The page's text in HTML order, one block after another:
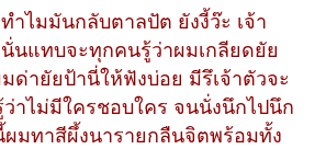
ำไมมันกลับตาลปัต ยังงี้ว๊ะ เจ้า
นแทบจะทุกคนรู้ว่าผมเกลียดยัย
ด่ายัยป้านี่ให้ฟังบ่อย มีรึเจ้าตัวจะ
าไม่มีใครชอบใคร จนนั่งนึกไปนึก
ผมทาสีผึ้งนารายกลืนจิตพร้อมทั้ง